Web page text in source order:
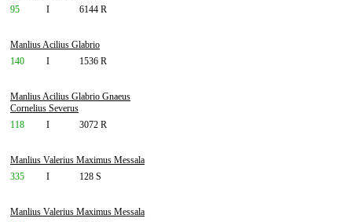
95
I 6144 R
Manlius Acilius Glabrio
140
I 1536 R
Manlius Acilius Glabrio Gnaeus
Cornelius Severus
118
I 3072 R
Manlius Valerius Maximus Messala
335
I 128 S
Manlius Valerius Maximus Messala